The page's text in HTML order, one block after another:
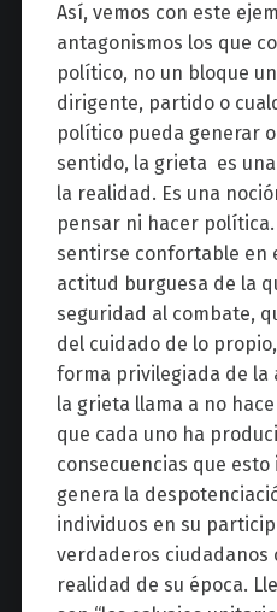
Así, vemos con este
antagonismos los que
político, no un bloque
dirigente, partido o
político pueda generar
sentido, la grieta es
la realidad. Es una
pensar ni hacer
sentirse confortable en
actitud burguesa de la
seguridad al combate,
del cuidado de lo
forma privilegiada de la
la grieta llama a no
que cada uno ha
consecuencias que esto
genera la
individuos en su
verdaderos ciudadanos
realidad de su época.